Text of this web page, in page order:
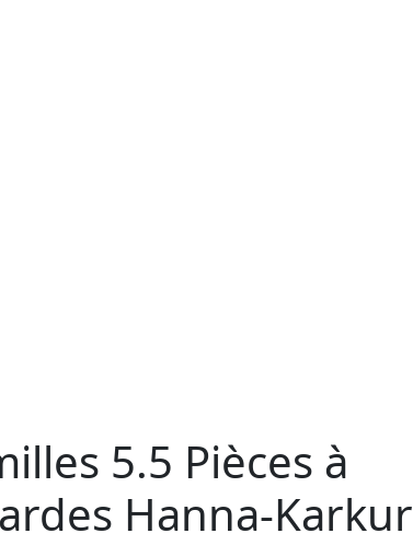
5.5 Pièces à
Hanna-Karkur